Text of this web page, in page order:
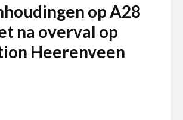
op A28
na overval op
Heerenveen